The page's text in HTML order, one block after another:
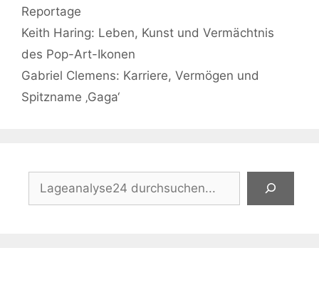
Kategorien
Reportage
Keith Haring: Leben, Kunst und Vermächtnis
des Pop-Art-Ikonen
Gabriel Clemens: Karriere, Vermögen und
Spitzname ‚Gaga‘